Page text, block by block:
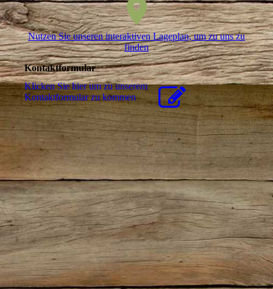
Nutzen Sie unseren interaktiven La­ge­plan, um zu uns zu
finden
Kontaktformular
Klicken Sie hier um zu unserem
Kon­takt­for­mu­lar zu kommen